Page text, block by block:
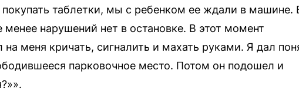
таблетки, мы с ребенком ее ждали в машине.
нарушений нет в остановке. В этот момент
меня кричать, сигналить и махать руками. Я дал
парковочное место. Потом он подошел и